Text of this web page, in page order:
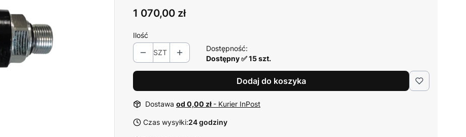
Cena
1 070,00 zł
Ilość
SZT
Dostępność:
Dostępny ✅ 15 szt.
Dodaj do koszyka
Dostawa od 0,00 zł - Kurier InPost
Czas wysyłki:24 godziny